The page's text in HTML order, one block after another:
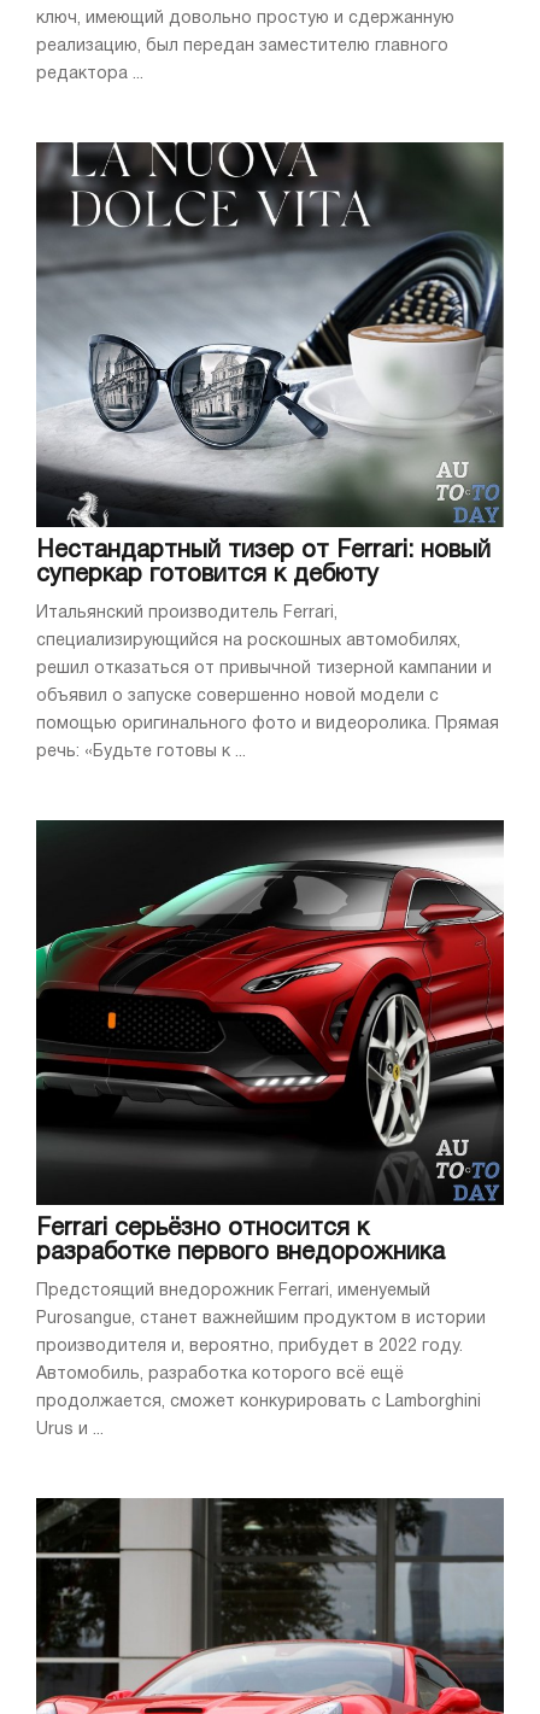
ключ, имеющий довольно простую и сдержанную
реализацию, был передан заместителю главного
редактора ...
Нестандартный тизер от Ferrari: новый
суперкар готовится к дебюту
Итальянский производитель Ferrari,
специализирующийся на роскошных автомобилях,
решил отказаться от привычной тизерной кампании и
объявил о запуске совершенно новой модели с
помощью оригинального фото и видеоролика. Прямая
речь: «Будьте готовы к ...
Ferrari серьёзно относится к
разработке первого внедорожника
Предстоящий внедорожник Ferrari, именуемый
Purosangue, станет важнейшим продуктом в истории
производителя и, вероятно, прибудет в 2022 году.
Автомобиль, разработка которого всё ещё
продолжается, сможет конкурировать с Lamborghini
Urus и ...